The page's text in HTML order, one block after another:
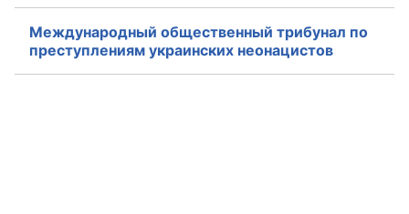
Международный общественный трибунал по
преступлениям украинских неонацистов